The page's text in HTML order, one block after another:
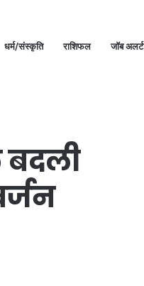
धर्म/संस्कृति राशिफल जॉब अलर्ट
बदली